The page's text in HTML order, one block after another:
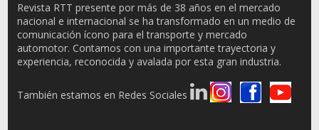
Revista RTT presente por más de 38 años en el mercado
nacional e internacional se ha transformado en un medio de
comunicación ícono para el transporte y mercado
automotor. Contamos con una importante trayectoria y
experiencia, reconocida y avalada por esta gran industria.
También estamos en Redes Sociales